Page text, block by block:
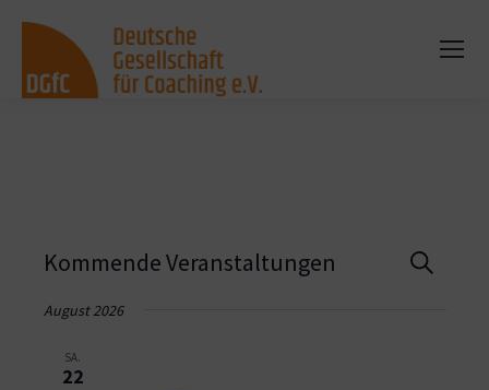
Suche
Kommende Veranstaltungen
August 2026
SA.
22